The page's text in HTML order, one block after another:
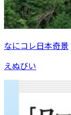
なにコレ日本奇景
えぬびい